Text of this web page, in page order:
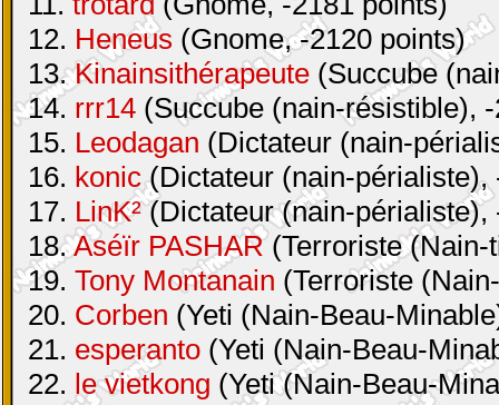
12. Heneus (Gnome, -2120 points)
13.Kinainsithérapeute (Succube
14. rrr14 (Succube (nain-résistible),
15. Leodagan (Dictateur (nain-
16. konic(Dictateur (nain-périaliste),
17. LinK²(Dictateur (nain-périaliste),
18.Aséïr PASHAR(Terroriste (Nain-
19. Tony Montanain (Terroriste
20. Corben (Yeti (Nain-Beau-
21. esperanto (Yeti (Nain-Beau-
22. le vietkong (Yeti (Nain-Beau-